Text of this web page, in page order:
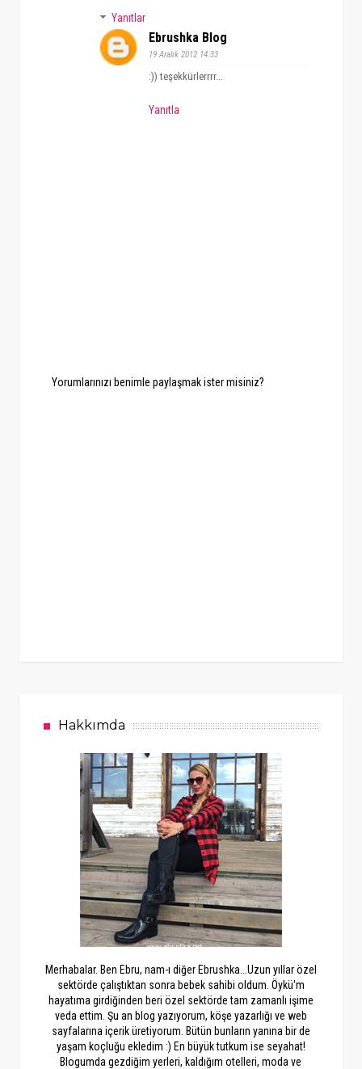
Yanıtlar
Ebrushka Blog
19 Aralık 2012 14:33
:)) teşekkürlerrrr...
Yanıtla
Yorumlarınızı benimle paylaşmak ister misiniz?
Hakkımda
Merhabalar. Ben Ebru, nam-ı diğer Ebrushka...Uzun yıllar özel
sektörde çalıştıktan sonra bebek sahibi oldum. Öykü'm
hayatıma girdiğinden beri özel sektörde tam zamanlı işime
veda ettim. Şu an blog yazıyorum, köşe yazarlığı ve web
sayfalarına içerik üretiyorum. Bütün bunların yanına bir de
yaşam koçluğu ekledim :) En büyük tutkum ise seyahat!
Blogumda gezdiğim yerleri, kaldığım otelleri, moda ve